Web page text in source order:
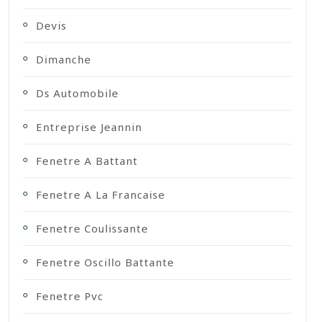
Devis
Dimanche
Ds Automobile
Entreprise Jeannin
Fenetre A Battant
Fenetre A La Francaise
Fenetre Coulissante
Fenetre Oscillo Battante
Fenetre Pvc